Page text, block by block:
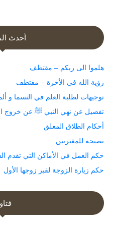
أحدث
هلموا الى ربكم – مقتطف
رؤية الله في الأخرة – مقتطف
توجيهات لطلبة العلم في النسما و
تفصيل عن نهي النبي ﷺ عن خروج
أحكام الطلاق المعلق
نصيحة للمغتربين
حكم العمل في الأماكن التي تقدم
حكم زيارة الزوجة لقبر زوجها الأول